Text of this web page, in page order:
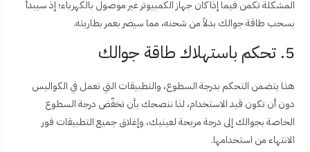
المشكلة تكمن فيما إذا كان جهاز الكمبيوتر غير موصول بالكهرباء؛ إذ سيبدأ
بسحب طاقة جوالك بدلاً من شحنه، مما سيضر بعمر بطاريته.
5. تحكم باستهلاك طاقة جوالك
هذا يتضمن التحكم بدرجة السطوع، والتطبيقات التي تعمل في الكواليس
دون أن تكون قيد الاستخدام، لذا ننصحك بأن تخفّض درجة السطوع
الخاصة بجوالك إلى درجة مريحة لعينيك، وإغلاق جميع التطبيقات فور
الانتهاء من استخدامها.